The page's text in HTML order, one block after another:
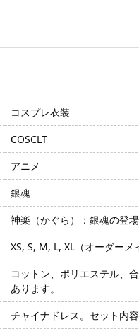
コスプレ衣装
COSCLT
アニメ
銀魂
神楽（かぐら）：銀魂の登
XS, S, M, L, XL（オーダーメ
コットン、ポリエステル、
あります。
チャイナドレス。セット内